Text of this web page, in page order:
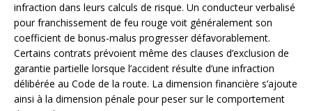
infraction dans leurs calculs de risque. Un conducteur verbalisé
pour franchissement de feu rouge voit généralement son
coefficient de bonus-malus progresser défavorablement.
Certains contrats prévoient même des clauses d’exclusion de
garantie partielle lorsque l’accident résulte d’une infraction
délibérée au Code de la route. La dimension financière s’ajoute
ainsi à la dimension pénale pour peser sur le comportement